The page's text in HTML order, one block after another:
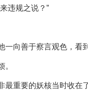
违规之说？”
向善于察言观色，看
。
重要的妖核当时收